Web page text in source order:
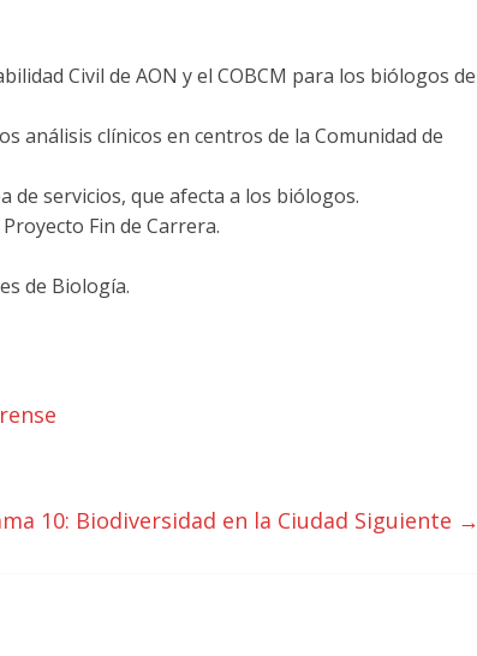
Civil de AON y el COBCM para los biólogos de
análisis clínicos en centros de la Comunidad de
de servicios, que afecta a los biólogos.
Fin de Carrera.
de Biología.
10: Biodiversidad en la Ciudad Siguiente →